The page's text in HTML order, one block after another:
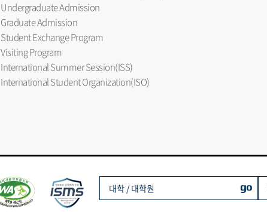
Undergraduate Admission
Graduate Admission
Student Exchange Program
Visiting Program
International Summer Session(ISS)
International Student Organization(ISO)
대학 / 대학원 go